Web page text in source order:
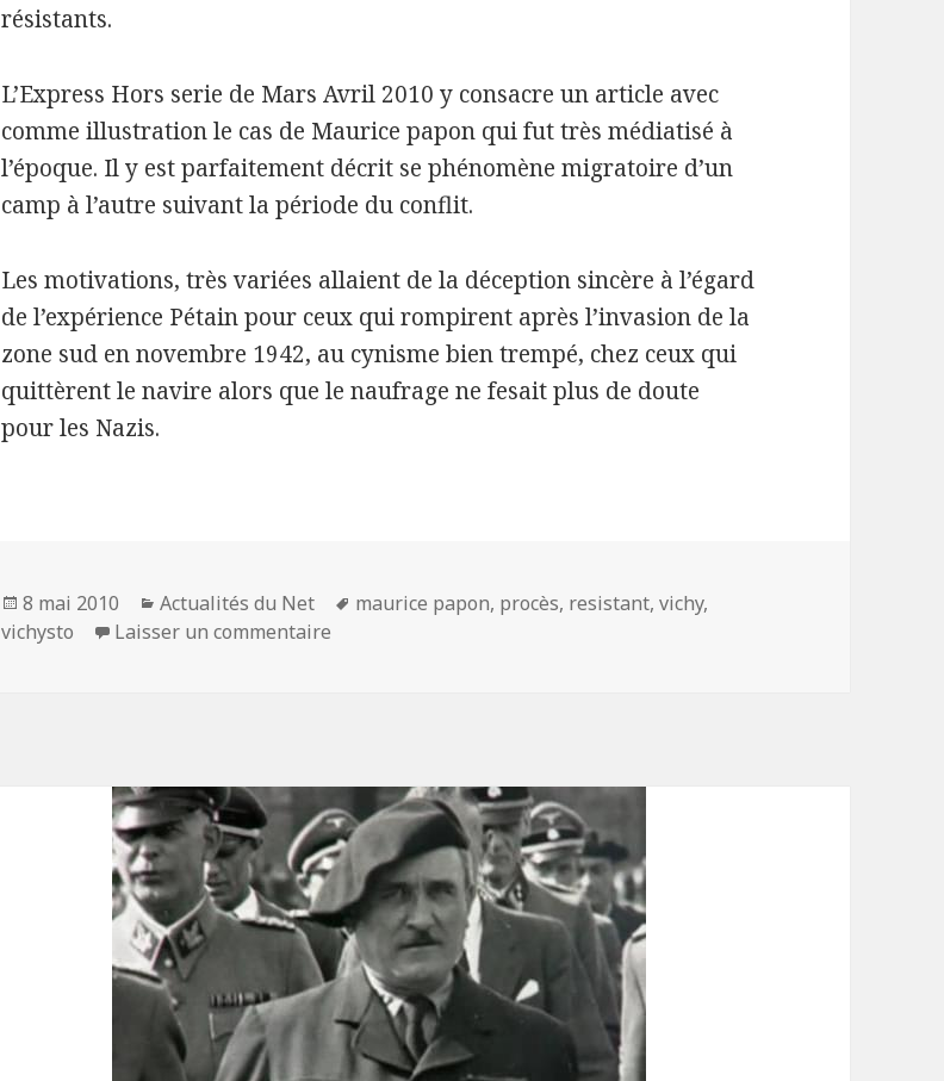
résistants.
L’Express Hors serie de Mars Avril 2010 y consacre un article avec
comme illustration le cas de Maurice papon qui fut très médiatisé à
l’époque. Il y est parfaitement décrit se phénomène migratoire d’un
camp à l’autre suivant la période du conflit.
Les motivations, très variées allaient de la déception sincère à l’égard
de l’expérience Pétain pour ceux qui rompirent après l’invasion de la
zone sud en novembre 1942, au cynisme bien trempé, chez ceux qui
quittèrent le navire alors que le naufrage ne fesait plus de doute
pour les Nazis.
Publié
le
8 mai 2010 Catégories
Actualités du Net
Mots-
maurice papon, procès, resistant,vichy,
vichysto
Laisser un commentaire